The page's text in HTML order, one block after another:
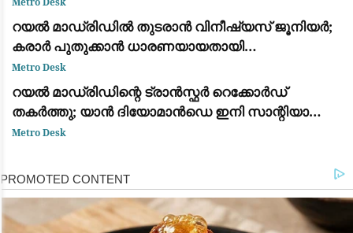
റയൽ മാഡ്രിഡിൽ തുടരാൻ വിനീഷ്യസ് ജൂനിയർ;
കരാർ പുതുക്കാൻ ധാരണയായതായി
ഫാബ്രിസിയോ റൊമാനോയും ദ അത്‌ലറ്റിക്കും
Metro Desk
റയൽ മാഡ്രിഡിന്റെ ട്രാൻസ്ഫർ റെക്കോർഡ്
തകർത്തു; യാൻ ദിയോമാൻഡെ ഇനി സാന്റിയാഗോ
ബെർണബ്യൂവിൽ
Metro Desk